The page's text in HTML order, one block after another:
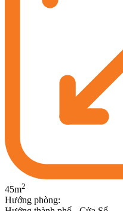
45m2
Hướng phòng: